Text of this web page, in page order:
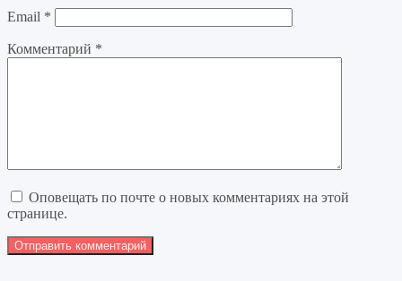
Email *
Комментарий *
Оповещать по почте о новых комментариях на этой
странице.